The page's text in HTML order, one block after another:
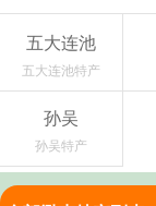
五大连池
五大连池特产
孙吴
孙吴特产